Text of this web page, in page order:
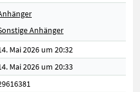
Anhänger
Mai 2026 um 20:32
Mai 2026 um 20:33